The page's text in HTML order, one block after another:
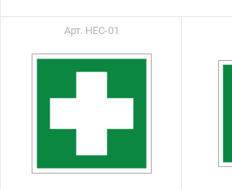
Арт. НЕС-01